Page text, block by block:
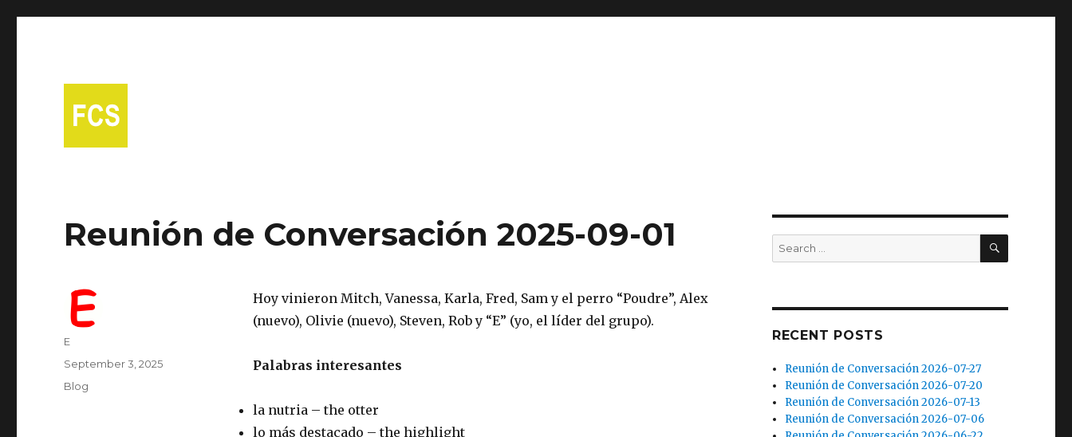
Reunión de Conversación 2025-09-01
Hoy vinieron Mitch, Vanessa, Karla, Fred, Sam y el perro “Poudre”, Alex
(nuevo), Olivie (nuevo), Steven, Rob y “E” (yo, el líder del grupo).
Palabras interesantes
la nutria – the otter
lo más destacado – the highlight
Author
E
Posted
on
September 3, 2025
Categories
Blog
Search
for:
SEARCH
RECENT POSTS
Reunión de Conversación 2026-07-27
Reunión de Conversación 2026-07-20
Reunión de Conversación 2026-07-13
Reunión de Conversación 2026-07-06